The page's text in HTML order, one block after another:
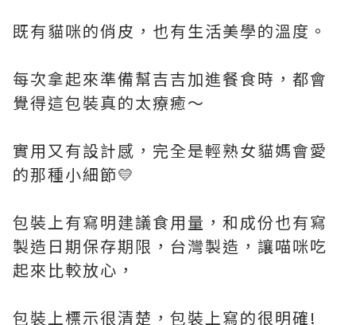
既有貓咪的俏皮，也有生活美學的溫度。
每次拿起來準備幫吉吉加進餐食時，都會
覺得這包裝真的太療癒～
實用又有設計感，完全是輕熟女貓媽會愛
的那種小細節💛
包裝上有寫明建議食用量，和成份也有寫
製造日期保存期限，台灣製造，讓喵咪吃
起來比較放心，
包裝上標示很清楚，包裝上寫的很明確!